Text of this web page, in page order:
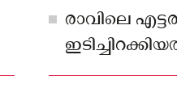
രാവിലെ